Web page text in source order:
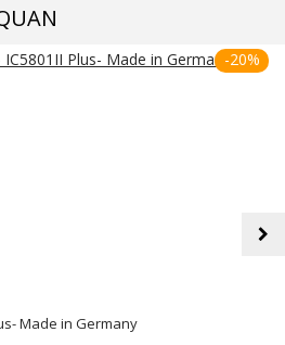
-20%
Made in Germany
next